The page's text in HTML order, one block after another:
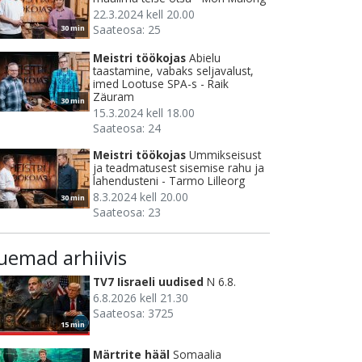
30 min
22.3.2024 kell 20.00
Saateosa: 25
30 min
Meistri töökojas Abielu
taastamine, vabaks seljavalust,
imed Lootuse SPA-s - Raik
Zäuram
15.3.2024 kell 18.00
Saateosa: 24
30 min
Meistri töökojas Ummikseisust
ja teadmatusest sisemise rahu ja
lahendusteni - Tarmo Lilleorg
8.3.2024 kell 20.00
Saateosa: 23
arhiivis
15 min
TV7 Iisraeli uudised N 6.8.
6.8.2026 kell 21.30
Saateosa: 3725
Märtrite hääl Somaalia